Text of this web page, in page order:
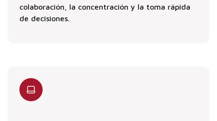
colaboración, la concentración y la toma rápida
de decisiones.